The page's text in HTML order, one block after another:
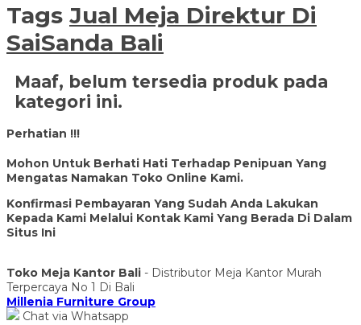
Tags Jual Meja Direktur Di
SaiSanda Bali
Maaf, belum tersedia produk pada
kategori ini.
Perhatian !!!
Mohon Untuk Berhati Hati Terhadap Penipuan Yang
Mengatas Namakan Toko Online Kami.
Konfirmasi Pembayaran Yang Sudah Anda Lakukan
Kepada Kami Melalui Kontak Kami Yang Berada Di Dalam
Situs Ini
Toko Meja Kantor Bali - Distributor Meja Kantor Murah
Terpercaya No 1 Di Bali
Millenia Furniture Group
Chat via Whatsapp